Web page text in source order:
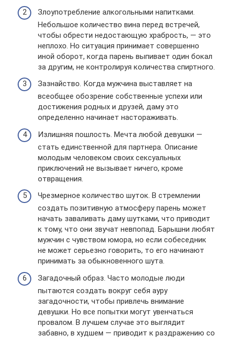
Злоупотребление алкогольными напитками.
Небольшое количество вина перед встречей,
чтобы обрести недостающую храбрость, — это
неплохо. Но ситуация принимает совершенно
иной оборот, когда парень выпивает один бокал
за другим, не контролируя количества спиртного.
Зазнайство. Когда мужчина выставляет на
всеобщее обозрение собственные успехи или
достижения родных и друзей, даму это
определенно начинает настораживать.
Излишняя пошлость. Мечта любой девушки —
стать единственной для партнера. Описание
молодым человеком своих сексуальных
приключений не вызывает ничего, кроме
отвращения.
Чрезмерное количество шуток. В стремлении
создать позитивную атмосферу парень может
начать заваливать даму шутками, что приводит
к тому, что они звучат невпопад. Барышни любят
мужчин с чувством юмора, но если собеседник
не может серьезно говорить, то его начинают
принимать за обыкновенного шута.
Загадочный образ. Часто молодые люди
пытаются создать вокруг себя ауру
загадочности, чтобы привлечь внимание
девушки. Но все попытки могут увенчаться
провалом. В лучшем случае это выглядит
забавно, в худшем — приводит к раздражению со